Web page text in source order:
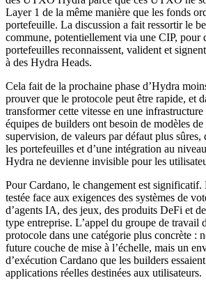
Layer 1 de la même manière que les fonds
portefeuille. La discussion a fait ressortir le
commune, potentiellement via une CIP, pour
portefeuilles reconnaissent, valident et
à des Hydra Heads.
Cela fait de la prochaine phase d’Hydra
prouver que le protocole peut être rapide, et
transformer cette vitesse en une
équipes de builders ont besoin de modèles
supervision, de valeurs par défaut plus
les portefeuilles et d’une intégration au
Hydra ne devienne invisible pour les
Pour Cardano, le changement est significatif.
testée face aux exigences des systèmes de
d’agents IA, des jeux, des produits DeFi et
type entreprise. L’appel du groupe de travail
protocole dans une catégorie plus concrète :
future couche de mise à l’échelle, mais un
d’exécution Cardano que les builders
applications réelles destinées aux utilisateurs.